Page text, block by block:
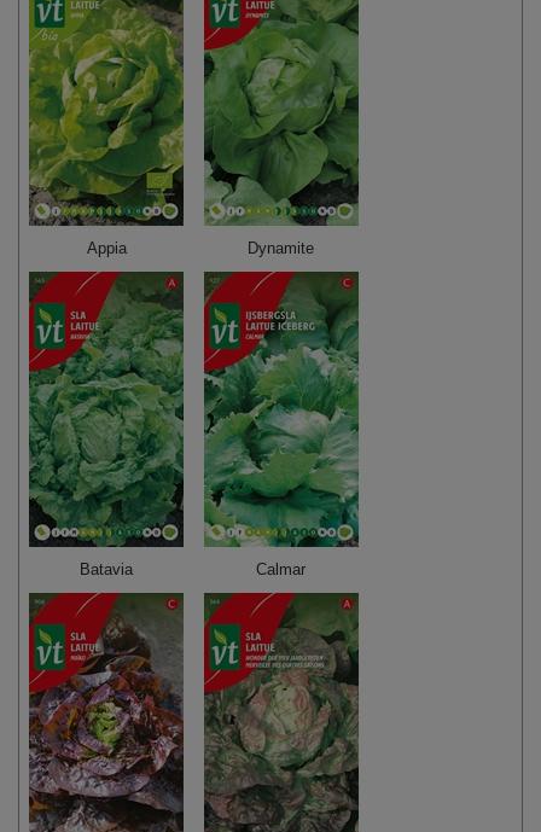
Appia Dynamite
Batavia Calmar